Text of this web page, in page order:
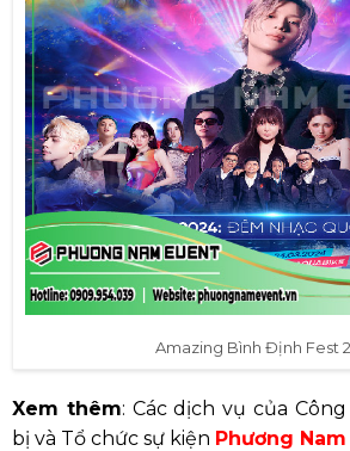
Amazing Bình Định Fest
Xem thêm: Các dịch vụ của
bị và Tổ chức sự kiện Phương